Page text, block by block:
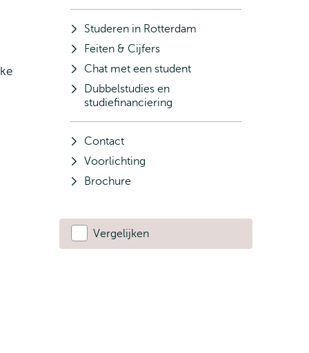
Studeren in Rotterdam
Feiten & Cijfers
Chat met een student
Dubbelstudies en
studiefinanciering
Contact
Voorlichting
Brochure
Vergelijken